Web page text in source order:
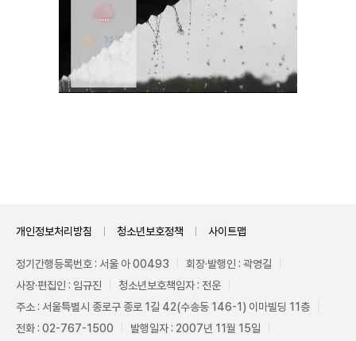
개인정보처리방침 청소년보호정책 사이트맵
정기간행등록번호 : 서울 아 00493
회장·발행인 : 곽영길
사장·편집인 : 임규진
청소년보호책임자 : 전운
주소 : 서울특별시 종로구 종로 1길 42(수송동 146-1) 이마빌딩 11층
전화 : 02-767-1500
발행일자 : 2007년 11월 15일